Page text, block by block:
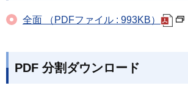
全面 （PDFファイル : 993KB）
PDF 分割ダウンロード